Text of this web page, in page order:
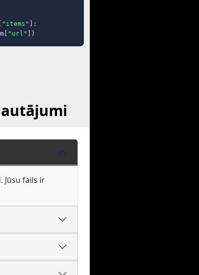
"items" ]:
"url" ])
Jūsu fails ir